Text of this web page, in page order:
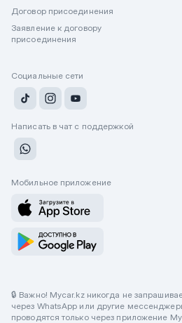
Договор присоединения
Заявление к договору
присоединения
Социальные сети
Написать в чат с поддержкой
Мобильное приложение
🔒 Важно! Mycar.kz никогда не
через WhatsApp или другие
проводятся только через приложение